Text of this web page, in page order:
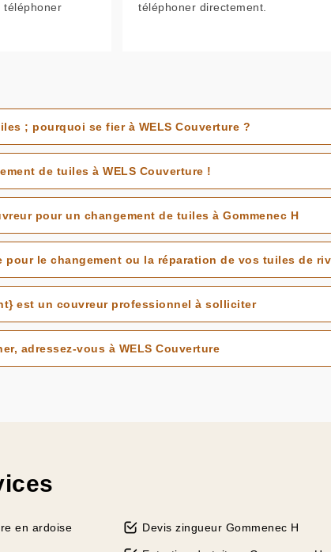
téléphoner
téléphoner directement.
; pourquoi se fier à WELS Couverture ?
de tuiles à WELS Couverture !
pour un changement de tuiles à Gommenec H
pour le changement ou la réparation de vos tuiles de
est un couvreur professionnel à solliciter
adressez-vous à WELS Couverture
en ardoise
Devis zingueur Gommenec H